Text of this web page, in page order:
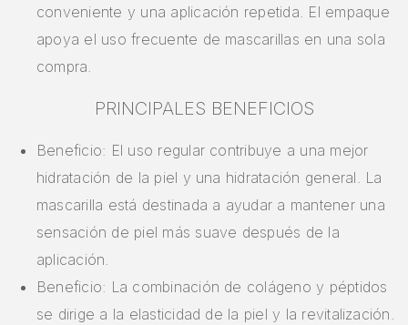
conveniente y una aplicación repetida. El empaque
apoya el uso frecuente de mascarillas en una sola
compra.
PRINCIPALES BENEFICIOS
Beneficio: El uso regular contribuye a una mejor
hidratación de la piel y una hidratación general. La
mascarilla está destinada a ayudar a mantener una
sensación de piel más suave después de la
aplicación.
Beneficio: La combinación de colágeno y péptidos
se dirige a la elasticidad de la piel y la revitalización.